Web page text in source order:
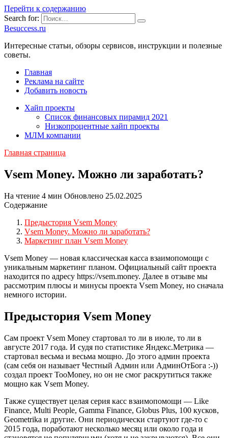
Перейти к содержанию
Search for:
Besuccess.ru
Интересные статьи, обзоры сервисов, инструкции и полезные
советы.
Главная
Реклама на сайте
Добавить новость
Хайп проекты
Список финансовых пирамид 2021
Низкопроцентные хайп проекты
МЛМ компании
Главная страница
Vsem Money. Можно ли заработать?
На чтение 4 мин Обновлено 25.02.2025
Содержание
Предыстория Vsem Money
Vsem Money. Можно ли заработать?
Маркетинг план Vsem Money
Vsem Money — новая классическая касса взаимопомощи с
уникальным маркетинг планом. Официальный сайт проекта
находится по адресу https://vsem.money. Далее в отзыве мы
рассмотрим плюсы и минусы проекта Vsem Money, но сначала
немного истории.
Предыстория Vsem Money
Сам проект Vsem Money стартовал то ли в июле, то ли в
августе 2017 года. И судя по статистике Яндекс.Метрика —
стартовал весьма и весьма мощно. До этого админ проекта
(сам себя он называет Честный Админ или АдминОтБога :-))
создал проект TooMoney, но он не смог раскрутиться также
мощно как Vsem Money.
Также существует целая серия касс взаимопомощи — Like
Finance, Multi People, Gamma Finance, Globus Plus, 100 кусков,
Geometrika и другие. Они периодически стартуют где-то с
2015 года, поработают несколько месяц или около года и